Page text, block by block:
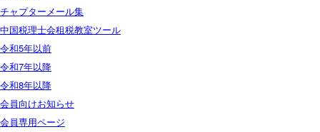
チャプターメール集
中国税理士会租税教室ツール
令和5年以前
令和7年以降
令和8年以降
会員向けお知らせ
会員専用ページ